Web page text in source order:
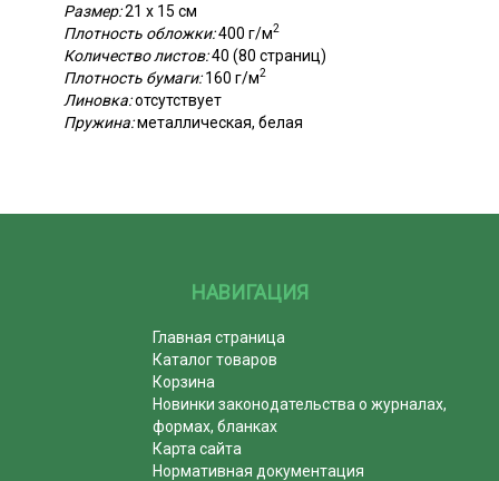
Размер:21 х 15 см
Плотность обложки:400 г/м2
Количество листов:40 (80 страниц)
Плотность бумаги:160 г/м2
Линовка:отсутствует
Пружина:металлическая, белая
НАВИГАЦИЯ
Главная страница
Каталог товаров
Корзина
Новинки законодательства о журналах,
формах, бланках
Карта сайта
Нормативная документация